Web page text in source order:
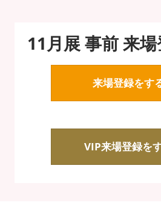
11月展 事前 来
来場登録をす
VIP来場登録を